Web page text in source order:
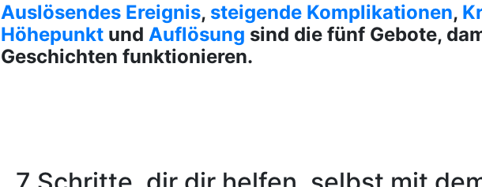
Auslösendes Ereignis, steigende Komplikationen,
Höhepunkt und Auflösung sind die fünf Gebote,
Geschichten funktionieren.